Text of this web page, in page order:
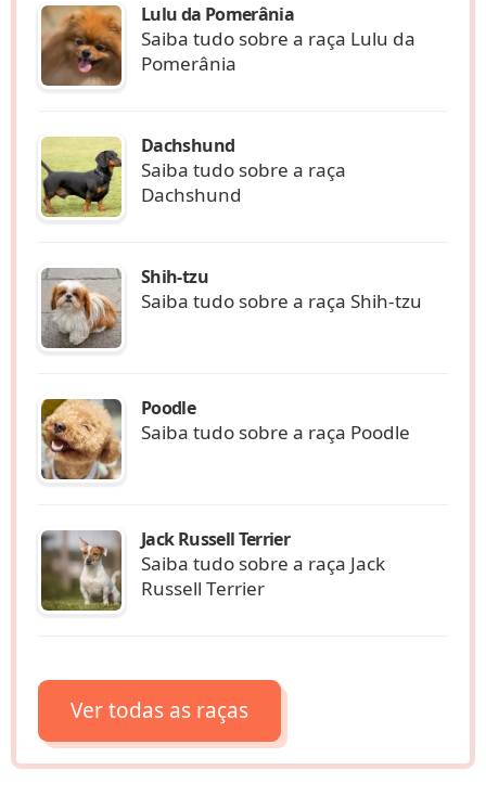
Lulu da Pomerânia
Saiba tudo sobre a raça Lulu da
Pomerânia
Dachshund
Saiba tudo sobre a raça
Dachshund
Shih-tzu
Saiba tudo sobre a raça Shih-tzu
Poodle
Saiba tudo sobre a raça Poodle
Jack Russell Terrier
Saiba tudo sobre a raça Jack
Russell Terrier
Ver todas as raças